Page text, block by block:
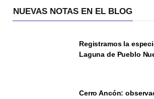
NUEVAS NOTAS EN EL BLOG
Registramos la
Laguna de Pueblo
Cerro Ancón: